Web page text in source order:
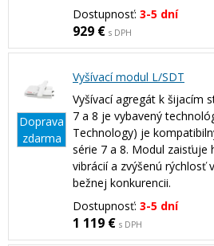
Dostupnosť: 3-5 dní
929 € s DPH
Doprava
zdarma
Vyšívací modul L/SDT
Vyšívací agregát k šijacím
7 a 8 je vybavený
Technology) je
série 7 a 8. Modul zaisťuje
vibrácií a zvýšenú rýchlosť
bežnej konkurencii.
Dostupnosť: 3-5 dní
1 119 € s DPH